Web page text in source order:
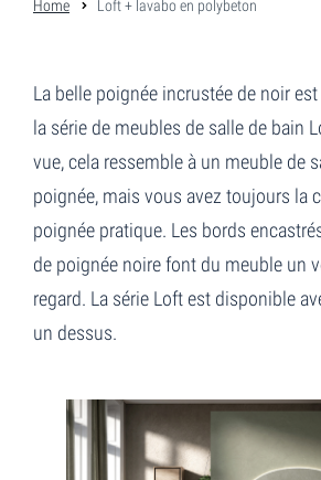
Home Loft + lavabo en polybeton
La belle poignée incrustée de noir
la série de meubles de salle de bain
vue, cela ressemble à un meuble de
poignée, mais vous avez toujours la
poignée pratique. Les bords
de poignée noire font du meuble un
regard. La série Loft est disponible
un dessus.